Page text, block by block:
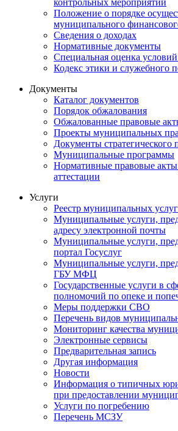
Положение о порядке
муниципального
Сведения о доходах
Нормативные документы
Специальная оценка условий
Кодекс этики и служебного
Документы
Каталог документов
Порядок обжалования
Обжалованные правовые
Проекты муниципальных
Документы стратегического
Муниципальные программы
Нормативные правовые
аттестации
Услуги
Реестр муниципальных услуг
Муниципальные услуги,
адресу электронной почты
Муниципальные услуги,
портал Госуслуг
Муниципальные услуги,
ГБУ МФЦ
Государственные услуги в
полномочий по опеке и
Меры поддержки СВО
Перечень видов
Мониторинг качества
Электронные сервисы
Предварительная запись
Другая информация
Новости
Информация о типичных
при предоставлении
Услуги по погребению
Перечень МСЗУ